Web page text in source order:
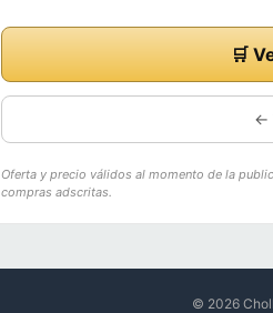
🛒
←
Oferta y precio válidos al momento de la
compras adscritas.
© 2026